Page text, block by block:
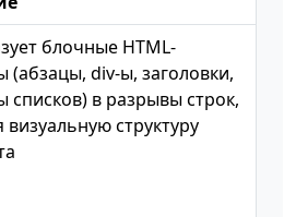
блочные HTML-
(абзацы, div-ы, заголовки,
списков) в разрывы строк,
визуальную структуру